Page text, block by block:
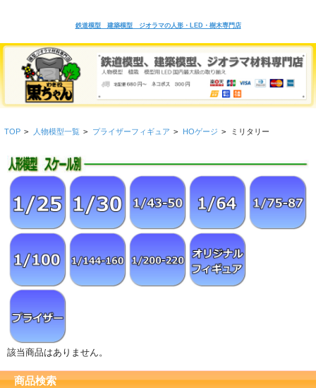
鉄道模型 建築模型 ジオラマの人形・LED・樹木専門店
TOP > 人物模型一覧 > プライザーフィギュア > HOゲージ > ミリタリー
該当商品はありません。
商品検索